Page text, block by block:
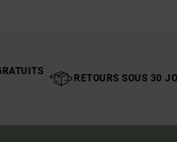
RETOURS SOUS 30